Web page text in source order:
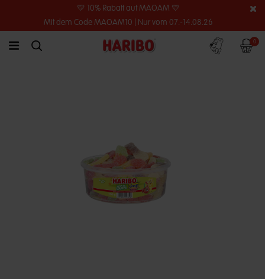
💛 10% Rabatt auf MAOAM 💛
Mit dem Code MAOAM10 | Nur vom 07.-14.08.26
link.header.menu.label
simplesearch.search.label
Konto 0